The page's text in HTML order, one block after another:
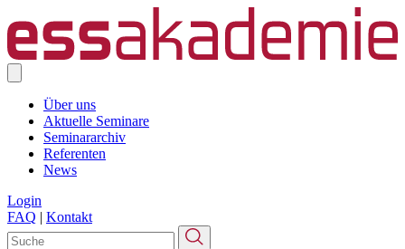
Über uns
Aktuelle Seminare
Seminararchiv
Referenten
News
Login
FAQ | Kontakt